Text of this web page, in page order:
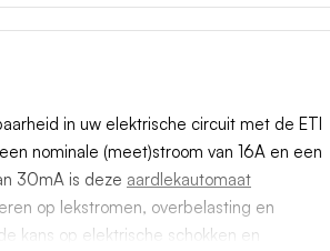
3
4
IEC
0kA
in uw elektrische circuit met de ETI
nominale (meet)stroom van 16A en een
30mA is deze aardlekautomaat
op lekstromen, overbelasting en
kans op elektrische schokken en